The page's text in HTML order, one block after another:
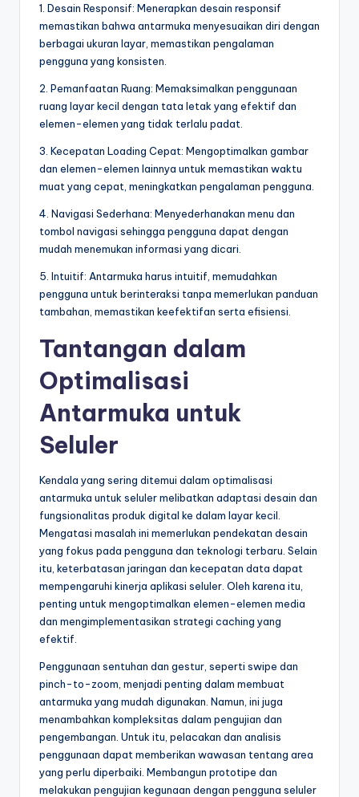
1. Desain Responsif: Menerapkan desain responsif
memastikan bahwa antarmuka menyesuaikan diri dengan
berbagai ukuran layar, memastikan pengalaman
pengguna yang konsisten.
2. Pemanfaatan Ruang: Memaksimalkan penggunaan
ruang layar kecil dengan tata letak yang efektif dan
elemen-elemen yang tidak terlalu padat.
3. Kecepatan Loading Cepat: Mengoptimalkan gambar
dan elemen-elemen lainnya untuk memastikan waktu
muat yang cepat, meningkatkan pengalaman pengguna.
4. Navigasi Sederhana: Menyederhanakan menu dan
tombol navigasi sehingga pengguna dapat dengan
mudah menemukan informasi yang dicari.
5. Intuitif: Antarmuka harus intuitif, memudahkan
pengguna untuk berinteraksi tanpa memerlukan panduan
tambahan, memastikan keefektifan serta efisiensi.
Tantangan dalam
Optimalisasi
Antarmuka untuk
Seluler
Kendala yang sering ditemui dalam optimalisasi
antarmuka untuk seluler melibatkan adaptasi desain dan
fungsionalitas produk digital ke dalam layar kecil.
Mengatasi masalah ini memerlukan pendekatan desain
yang fokus pada pengguna dan teknologi terbaru. Selain
itu, keterbatasan jaringan dan kecepatan data dapat
mempengaruhi kinerja aplikasi seluler. Oleh karena itu,
penting untuk mengoptimalkan elemen-elemen media
dan mengimplementasikan strategi caching yang
efektif.
Penggunaan sentuhan dan gestur, seperti swipe dan
pinch-to-zoom, menjadi penting dalam membuat
antarmuka yang mudah digunakan. Namun, ini juga
menambahkan kompleksitas dalam pengujian dan
pengembangan. Untuk itu, pelacakan dan analisis
penggunaan dapat memberikan wawasan tentang area
yang perlu diperbaiki. Membangun prototipe dan
melakukan pengujian kegunaan dengan pengguna seluler